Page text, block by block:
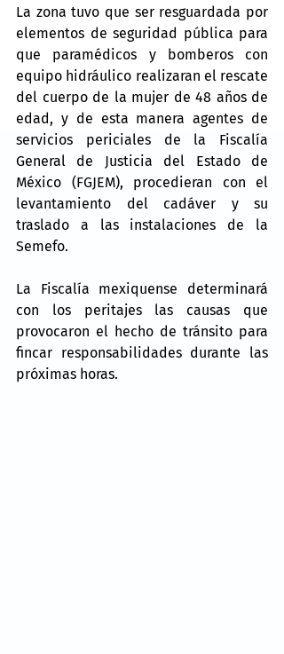
La zona tuvo que ser resguardada por
elementos de seguridad pública para
que paramédicos y bomberos con
equipo hidráulico realizaran el rescate
del cuerpo de la mujer de 48 años de
edad, y de esta manera agentes de
servicios periciales de la Fiscalía
General de Justicia del Estado de
México (FGJEM), procedieran con el
levantamiento del cadáver y su
traslado a las instalaciones de la
Semefo.
La Fiscalía mexiquense determinará
con los peritajes las causas que
provocaron el hecho de tránsito para
fincar responsabilidades durante las
próximas horas.